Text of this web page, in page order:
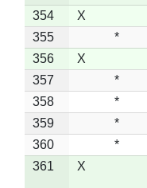
354
X
355
*
356
X
357
*
358
*
359
*
360
*
361
X